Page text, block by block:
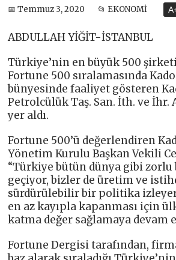
📅 Temmuz 3, 2020 📂 EKONOMİ
ABDULLAH YİĞİT-İSTANBUL
Türkiye’nin en büyük 500
Fortune 500 sıralamasında
bünyesinde faaliyet gösteren
Petrolcülük Taş. San. İth. ve İhr.
yer aldı.
Fortune 500’ü değerlendiren
Yönetim Kurulu Başkan Vekili
“Türkiye bütün dünya gibi
geçiyor, bizler de üretim ve
sürdürülebilir bir politika
en az kayıpla kapanması için
katma değer sağlamaya devam
Fortune Dergisi tarafından,